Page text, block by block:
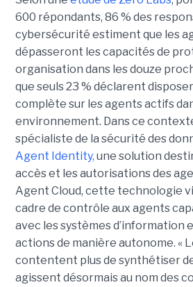
600 répondants, 86 % des
cybersécurité estiment que les
dépasseront les capacités de
organisation dans les douze
que seuls 23 % déclarent
complète sur les agents actifs
environnement. Dans ce
spécialiste de la sécurité des
Agent Identity, une solution
accès et les autorisations des
Agent Cloud, cette technologie
cadre de contrôle aux agents
avec les systèmes d’information
actions de manière autonome. «
contentent plus de synthétiser
agissent désormais au nom des